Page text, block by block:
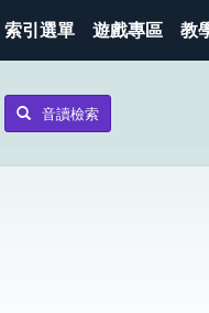
索引選單 遊戲專區 教
音讀檢索